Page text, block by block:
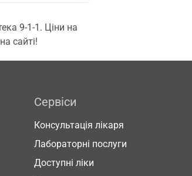
9-1-1. Ціни на
сайті!
Сервіси
Консультація лікаря
Лабораторні послуги
Доступні ліки